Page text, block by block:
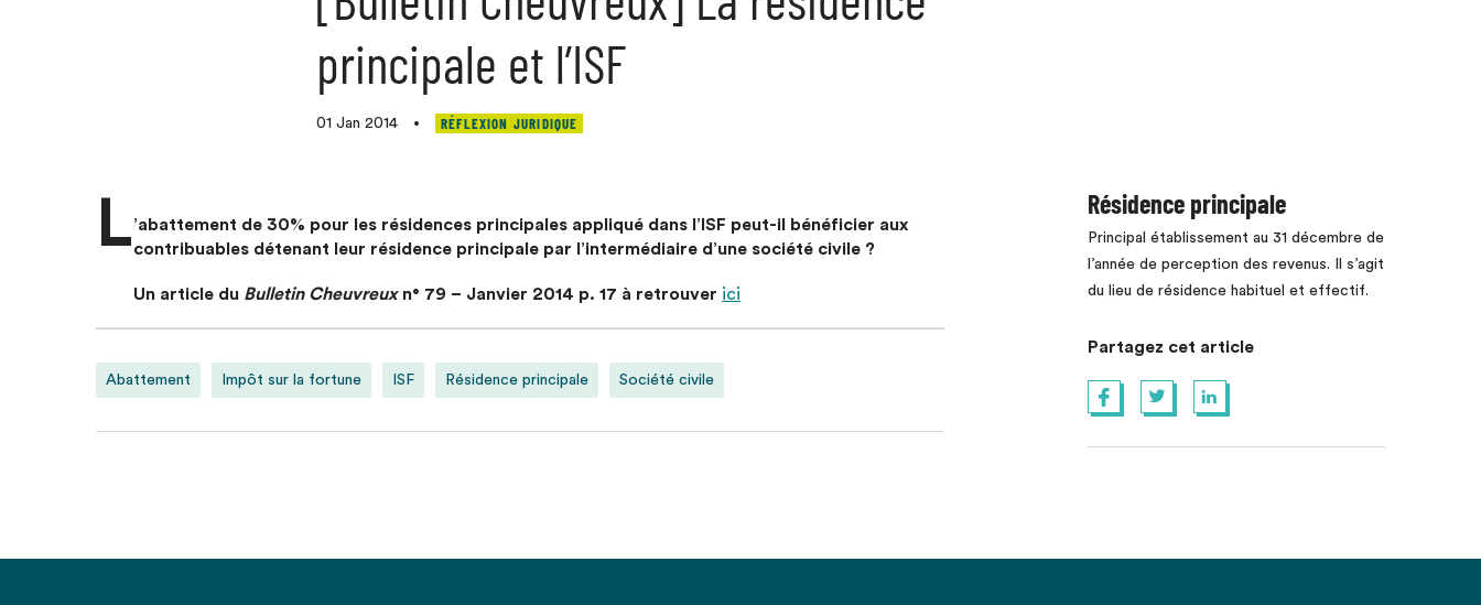
principale et l’ISF
01 Jan 2014 • RÉFLEXION JURIDIQUE
L’abattement de 30% pour les résidences principales appliqué dans l’ISF peut-il bénéficier aux
contribuables détenant leur résidence principale par l’intermédiaire d’une société civile ?
Un article du Bulletin Cheuvreuxn° 79 – Janvier 2014 p. 17 à retrouver ici
Abattement Impôt sur la fortune ISF Résidence principale Société civile
Résidence principale
Principal établissement au 31 décembre de
l’année de perception des revenus. Il s’agit
du lieu de résidence habituel et effectif.
Partagez cet article